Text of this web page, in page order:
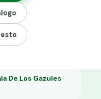
De Los Gazules